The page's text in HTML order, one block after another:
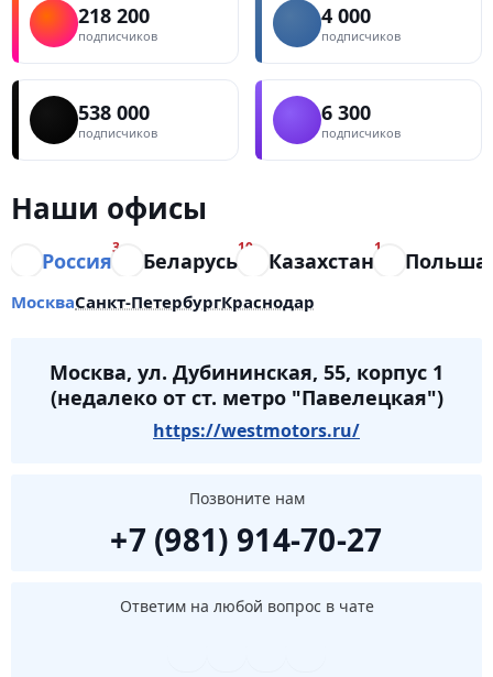
218 200
подписчиков
4 000
подписчиков
538 000
подписчиков
6 300
подписчиков
Наши офисы
Россия
3
Беларусь
10
Казахстан
1
Польша
МоскваСанкт-ПетербургКраснодар
Москва, ул. Дубининская, 55, корпус 1
(недалеко от ст. метро "Павелецкая")
https://westmotors.ru/
Позвоните нам
+7 (981) 914-70-27
Ответим на любой вопрос в чате